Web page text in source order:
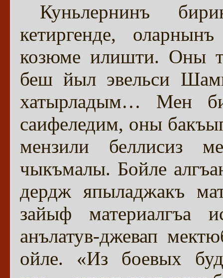
Куньлернинъ
кетиргенде,
козюме илишти. Оны
беш йыл эвельси
хатырладым… Мен
саифеледим, оны
мензили беллисиз
чыкъмалы. Бойле
дердж япыладжакъ
зайыф материалгъа
анълатув-джевап
ойле. «Из боевых